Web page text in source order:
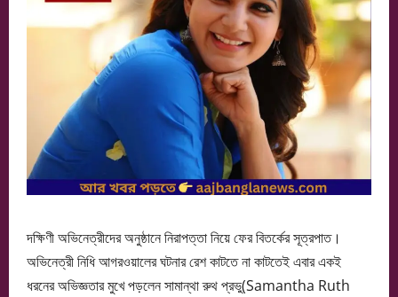
দক্ষিণী অভিনেত্রীদের অনুষ্ঠানে নিরাপত্তা নিয়ে ফের বিতর্কের সূত্রপাত।
অভিনেত্রী নিধি আগরওয়ালের ঘটনার রেশ কাটতে না কাটতেই এবার একই
ধরনের অভিজ্ঞতার মুখে পড়লেন সামান্থা রুথ প্রভু(Samantha Ruth